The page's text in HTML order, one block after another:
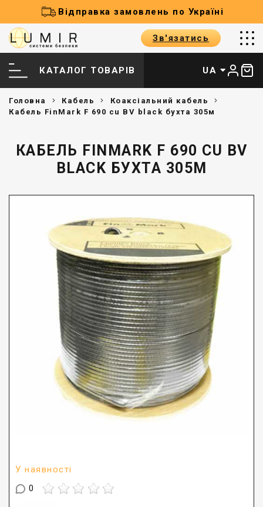
Відправка замовлень по Україні
Зв'язатись
КАТАЛОГ ТОВАРІВ UA
Головна Кабель
Коаксіальний кабель
Кабель FinMark F 690 cu BV black бухта 305м
КАБЕЛЬ FINMARK F 690 CU BV
BLACK БУХТА 305М
У наявності
0